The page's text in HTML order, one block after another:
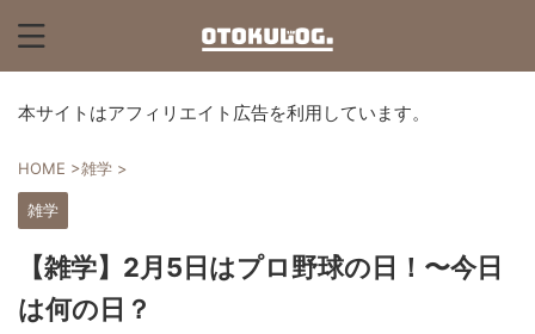
本サイトはアフィリエイト広告を利用しています。
HOME >雑学 >
雑学
【雑学】2月5日はプロ野球の日！〜今日
は何の日？